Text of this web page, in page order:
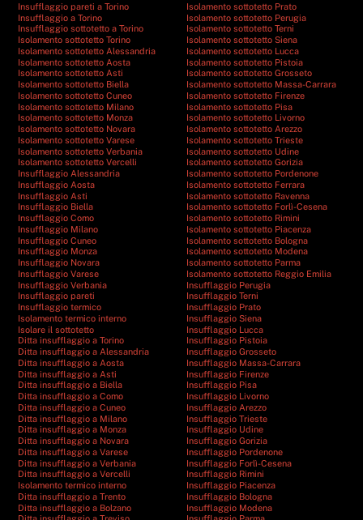
Insufflaggio pareti a Torino
Insufflaggio a Torino
Insufflaggio sottotetto a Torino
Isolamento sottotetto Torino
Isolamento sottotetto Alessandria
Isolamento sottotetto Aosta
Isolamento sottotetto Asti
Isolamento sottotetto Biella
Isolamento sottotetto Cuneo
Isolamento sottotetto Milano
Isolamento sottotetto Monza
Isolamento sottotetto Novara
Isolamento sottotetto Varese
Isolamento sottotetto Verbania
Isolamento sottotetto Vercelli
Insufflaggio Alessandria
Insufflaggio Aosta
Insufflaggio Asti
Insufflaggio Biella
Insufflaggio Como
Insufflaggio Milano
Insufflaggio Cuneo
Insufflaggio Monza
Insufflaggio Novara
Insufflaggio Varese
Insufflaggio Verbania
Insufflaggio pareti
Insufflaggio termico
Isolamento termico interno
Isolare il sottotetto
Ditta insufflaggio a Torino
Ditta insufflaggio a Alessandria
Ditta insufflaggio a Aosta
Ditta insufflaggio a Asti
Ditta insufflaggio a Biella
Ditta insufflaggio a Como
Ditta insufflaggio a Cuneo
Ditta insufflaggio a Milano
Ditta insufflaggio a Monza
Ditta insufflaggio a Novara
Ditta insufflaggio a Varese
Ditta insufflaggio a Verbania
Ditta insufflaggio a Vercelli
Isolamento termico interno
Ditta insufflaggio a Trento
Ditta insufflaggio a Bolzano
Isolamento sottotetto Prato
Isolamento sottotetto Perugia
Isolamento sottotetto Terni
Isolamento sottotetto Siena
Isolamento sottotetto Lucca
Isolamento sottotetto Pistoia
Isolamento sottotetto Grosseto
Isolamento sottotetto Massa-Carrara
Isolamento sottotetto Firenze
Isolamento sottotetto Pisa
Isolamento sottotetto Livorno
Isolamento sottotetto Arezzo
Isolamento sottotetto Trieste
Isolamento sottotetto Udine
Isolamento sottotetto Gorizia
Isolamento sottotetto Pordenone
Isolamento sottotetto Ferrara
Isolamento sottotetto Ravenna
Isolamento sottotetto Forlì-Cesena
Isolamento sottotetto Rimini
Isolamento sottotetto Piacenza
Isolamento sottotetto Bologna
Isolamento sottotetto Modena
Isolamento sottotetto Parma
Isolamento sottotetto Reggio Emilia
Insufflaggio Perugia
Insufflaggio Terni
Insufflaggio Prato
Insufflaggio Siena
Insufflaggio Lucca
Insufflaggio Pistoia
Insufflaggio Grosseto
Insufflaggio Massa-Carrara
Insufflaggio Firenze
Insufflaggio Pisa
Insufflaggio Livorno
Insufflaggio Arezzo
Insufflaggio Trieste
Insufflaggio Udine
Insufflaggio Gorizia
Insufflaggio Pordenone
Insufflaggio Forlì-Cesena
Insufflaggio Rimini
Insufflaggio Piacenza
Insufflaggio Bologna
Insufflaggio Modena